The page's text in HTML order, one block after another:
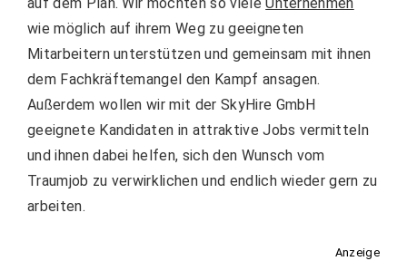
auf dem Plan. Wir möchten so vieleUnternehmen
wie möglich auf ihrem Weg zu geeigneten
Mitarbeitern unterstützen und gemeinsam mit ihnen
dem Fachkräftemangel den Kampf ansagen.
Außerdem wollen wir mit der SkyHire GmbH
geeignete Kandidaten in attraktive Jobs vermitteln
und ihnen dabei helfen, sich den Wunsch vom
Traumjob zu verwirklichen und endlich wieder gern zu
arbeiten.
Anzeige